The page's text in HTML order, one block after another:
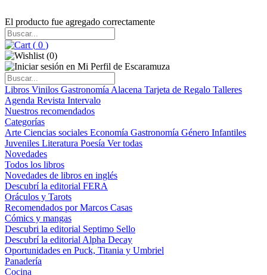
El producto fue agregado correctamente
( 0 )
(0)
Libros Vinilos Gastronomía Alacena Tarjeta de Regalo Talleres
Agenda Revista Intervalo
Nuestros recomendados
Categorías
Arte Ciencias sociales Economía Gastronomía Género Infantiles
Juveniles Literatura Poesía Ver todas
Novedades
Todos los libros
Novedades de libros en inglés
Descubrí la editorial FERA
Oráculos y Tarots
Recomendados por Marcos Casas
Cómics y mangas
Descubri la editorial Septimo Sello
Descubrí la editorial Alpha Decay
Oportunidades en Puck, Titania y Umbriel
Panadería
Cocina